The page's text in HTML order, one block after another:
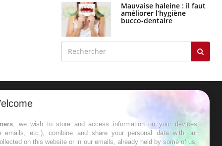
Mauvaise haleine : il faut
améliorer l’hygiène
bucco-dentaire
les semaines les meilleures
, we wish to store and access information on your devices
emails, etc.), combine and share your personal data with our
on this website or in our emails, already held by some of us,